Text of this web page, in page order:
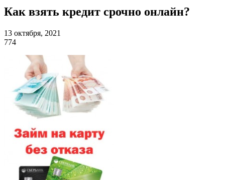
Как взять кредит срочно онлайн?
13 октября, 2021
774